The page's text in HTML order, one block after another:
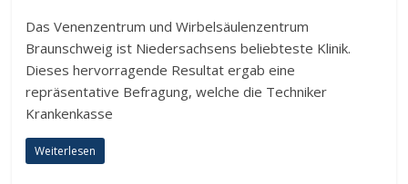
Das Venenzentrum und Wirbelsäulenzentrum
Braunschweig ist Niedersachsens beliebteste Klinik.
Dieses hervorragende Resultat ergab eine
repräsentative Befragung, welche die Techniker
Krankenkasse
Weiterlesen